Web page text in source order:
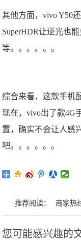
其他方面，vivo Y50
SuperHDR让逆光也
等。。。。。。
综合来看，这款手机
现在，vivo出了款4G
置，确实不会让人感
吧。。。。。。
推荐阅读： 商家热
您可能感兴趣的